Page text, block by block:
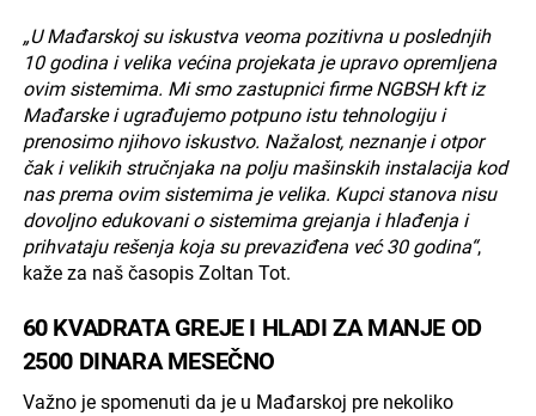
„U Mađarskoj su iskustva veoma pozitivna u poslednjih
10 godina i velika većina projekata je upravo opremljena
ovim sistemima. Mi smo zastupnici firme NGBSH kft iz
Mađarske i ugrađujemo potpuno istu tehnologiju i
prenosimo njihovo iskustvo. Nažalost, neznanje i otpor
čak i velikih stručnjaka na polju mašinskih instalacija kod
nas prema ovim sistemima je velika. Kupci stanova nisu
dovoljno edukovani o sistemima grejanja i hlađenja i
prihvataju rešenja koja su prevaziđena već 30 godina“,
kaže za naš časopis Zoltan Tot.
60 KVADRATA GREJE I HLADI ZA MANJE OD
2500 DINARA MESEČNO
Važno je spomenuti da je u Mađarskoj pre nekoliko